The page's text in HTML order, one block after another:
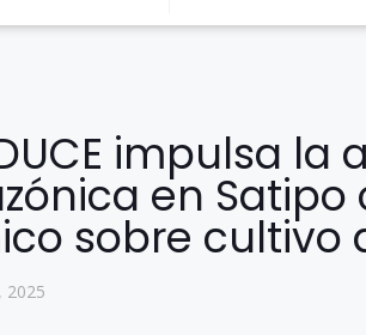
impulsa
en Satipo
sobre cultivo
2025